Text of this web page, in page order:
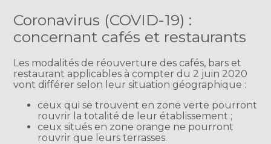
Coronavirus (COVID-19) :
concernant cafés et restaurants
Les modalités de réouverture des cafés, bars et
restaurant applicables à compter du 2 juin 2020
vont différer selon leur situation géographique :
ceux qui se trouvent en zone verte pourront
rouvrir la totalité de leur établissement ;
ceux situés en zone orange ne pourront
rouvrir que leurs terrasses.